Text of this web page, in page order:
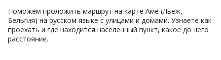
Поможем проложить маршрут на карте Аме (Льеж,
Бельгия) на русском языке с улицами и домами. Узнаете как
проехать и где находится населенный пункт, какое до него
расстояние.